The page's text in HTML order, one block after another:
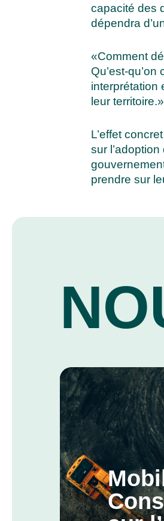
capacité des
dépendra
«Comment
Qu’est-
interprétation
leur
L’effet
sur
prendre sur